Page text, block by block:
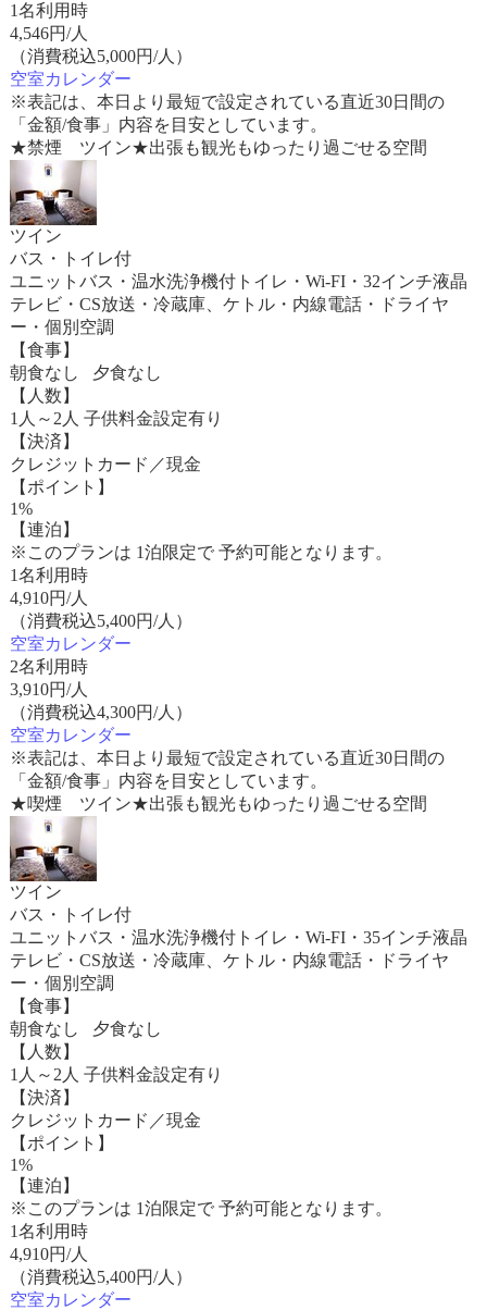
1名利用時
4,546円/人
（消費税込5,000円/人）
空室カレンダー
※表記は、本日より最短で設定されている直近30日間の
「金額/食事」内容を目安としています。
★禁煙 ツイン★出張も観光もゆったり過ごせる空間
ツイン
バス・トイレ付
ユニットバス・温水洗浄機付トイレ・Wi-FI・32インチ液晶
テレビ・CS放送・冷蔵庫、ケトル・内線電話・ドライヤ
ー・個別空調
【食事】
朝食なし 夕食なし
【人数】
1人～2人 子供料金設定有り
【決済】
クレジットカード／現金
【ポイント】
1%
【連泊】
※このプランは 1泊限定で 予約可能となります。
1名利用時
4,910円/人
（消費税込5,400円/人）
空室カレンダー
2名利用時
3,910円/人
（消費税込4,300円/人）
空室カレンダー
※表記は、本日より最短で設定されている直近30日間の
「金額/食事」内容を目安としています。
★喫煙 ツイン★出張も観光もゆったり過ごせる空間
ツイン
バス・トイレ付
ユニットバス・温水洗浄機付トイレ・Wi-FI・35インチ液晶
テレビ・CS放送・冷蔵庫、ケトル・内線電話・ドライヤ
ー・個別空調
【食事】
朝食なし 夕食なし
【人数】
1人～2人 子供料金設定有り
【決済】
クレジットカード／現金
【ポイント】
1%
【連泊】
※このプランは 1泊限定で 予約可能となります。
1名利用時
4,910円/人
（消費税込5,400円/人）
空室カレンダー